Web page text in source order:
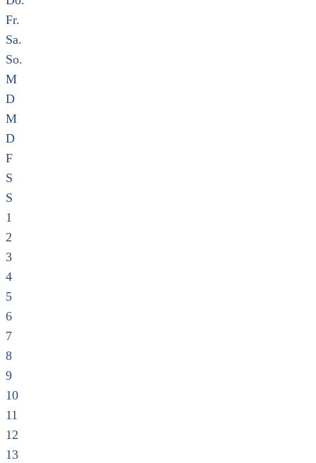
Fr.
Sa.
So.
M
D
M
D
F
S
S
1
2
3
4
5
6
7
8
9
10
11
12
13